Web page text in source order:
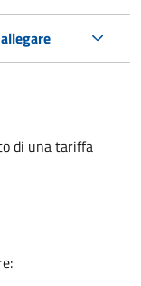
di una tariffa